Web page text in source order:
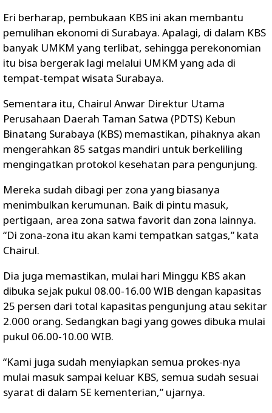
Eri berharap, pembukaan KBS ini akan membantu
pemulihan ekonomi di Surabaya. Apalagi, di dalam KBS
banyak UMKM yang terlibat, sehingga perekonomian
itu bisa bergerak lagi melalui UMKM yang ada di
tempat-tempat wisata Surabaya.
Sementara itu, Chairul Anwar Direktur Utama
Perusahaan Daerah Taman Satwa (PDTS) Kebun
Binatang Surabaya (KBS) memastikan, pihaknya akan
mengerahkan 85 satgas mandiri untuk berkeliling
mengingatkan protokol kesehatan para pengunjung.
Mereka sudah dibagi per zona yang biasanya
menimbulkan kerumunan. Baik di pintu masuk,
pertigaan, area zona satwa favorit dan zona lainnya.
“Di zona-zona itu akan kami tempatkan satgas,” kata
Chairul.
Dia juga memastikan, mulai hari Minggu KBS akan
dibuka sejak pukul 08.00-16.00 WIB dengan kapasitas
25 persen dari total kapasitas pengunjung atau sekitar
2.000 orang. Sedangkan bagi yang gowes dibuka mulai
pukul 06.00-10.00 WIB.
“Kami juga sudah menyiapkan semua prokes-nya
mulai masuk sampai keluar KBS, semua sudah sesuai
syarat di dalam SE kementerian,” ujarnya.